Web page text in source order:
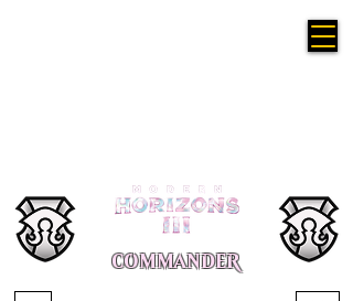
COMMANDER